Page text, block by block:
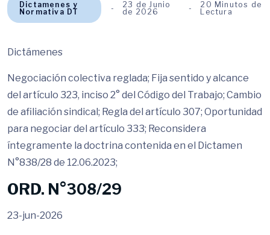
Dictamenes y
Normativa DT
23 de Junio
de 2026
20 Minutos de
Lectura
Dictámenes
Negociación colectiva reglada; Fija sentido y alcance
del artículo 323, inciso 2° del Código del Trabajo; Cambio
de afiliación sindical; Regla del artículo 307; Oportunidad
para negociar del artículo 333; Reconsidera
íntegramente la doctrina contenida en el Dictamen
N°838/28 de 12.06.2023;
ORD. N°308/29
23-jun-2026